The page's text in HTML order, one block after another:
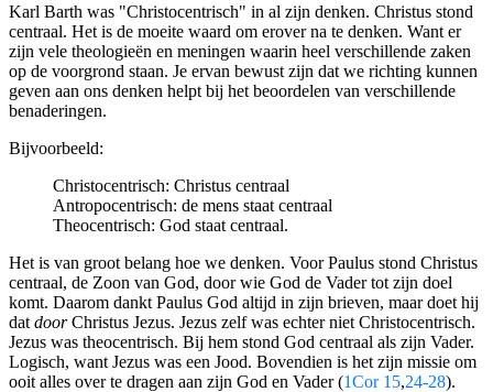
Karl Barth was "Christocentrisch" in al zijn denken. Christus stond
centraal. Het is de moeite waard om erover na te denken. Want er
zijn vele theologieën en meningen waarin heel verschillende zaken
op de voorgrond staan. Je ervan bewust zijn dat we richting kunnen
geven aan ons denken helpt bij het beoordelen van verschillende
benaderingen.
Bijvoorbeeld:
Christocentrisch: Christus centraal
Antropocentrisch: de mens staat centraal
Theocentrisch: God staat centraal.
Het is van groot belang hoe we denken. Voor Paulus stond Christus
centraal, de Zoon van God, door wie God de Vader tot zijn doel
komt. Daarom dankt Paulus God altijd in zijn brieven, maar doet hij
dat doorChristus Jezus. Jezus zelf was echter niet Christocentrisch.
Jezus was theocentrisch. Bij hem stond God centraal als zijn Vader.
Logisch, want Jezus was een Jood. Bovendien is het zijn missie om
ooit alles over te dragen aan zijn God en Vader (1Cor 15,24-28).